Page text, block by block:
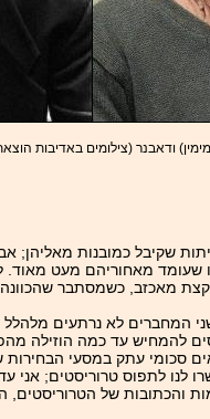
ודאבנר (צילומים באדיבות
שקיבל כמובנות
מאחוריהם מעט מאוד.
מאכזב, כשמסתבר
שני המחברים לא נרתעים
להמחיש עד כמה הוזילה
סכומי עתק במסעי
לנו לתפוס טרוריסטים; אני
של הטרוריסטים,